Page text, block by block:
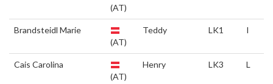
(AT)
Brandsteidl Marie
(AT)
Teddy LK1 I
Cais Carolina
(AT)
Henry LK3 L